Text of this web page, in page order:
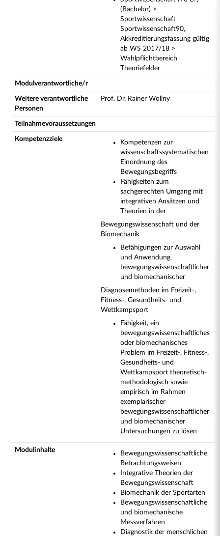
(Bachelor) >
Sportwissenschaft
Sportwissenschaft90,
Akkreditierungsfassung gültig
ab WS 2017/18 >
Wahlpflichtbereich
Theoriefelder
Modulverantwortliche/r
Weitere verantwortliche
Personen
Prof. Dr. Rainer Wollny
Teilnahmevoraussetzungen
Kompetenzziele
Kompetenzen zur
wissenschaftssystematischen
Einordnung des
Bewegungsbegriffs
Fähigkeiten zum
sachgerechten Umgang mit
integrativen Ansätzen und
Theorien in der
Bewegungswissenschaft und der
Biomechanik
Befähigungen zur Auswahl
und Anwendung
bewegungswissenschaftlicher
und biomechanischer
Diagnosemethoden im Freizeit-,
Fitness-, Gesundheits- und
Wettkampsport
Fähigkeit, ein
bewegungswissenschaftliches
oder biomechanisches
Problem im Freizeit-, Fitness-,
Gesundheits- und
Wettkampsport theoretisch-
methodologisch sowie
empirisch im Rahmen
exemplarischer
bewegungswissenschaftlicher
und biomechanischer
Untersuchungen zu lösen
Modulinhalte
Bewegungswissenschaftliche
Betrachtungsweisen
Integrative Theorien der
Bewegungswissenschaft
Biomechanik der Sportarten
Bewegungswissenschaftliche
und biomechanische
Messverfahren
Diagnostik der menschlichen